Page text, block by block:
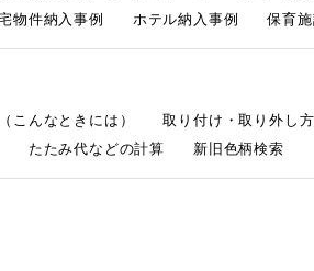
物件納入事例 ホテル納入事例 保育
こんなときには） 取り付け・取り外し
たたみ代などの計算 新旧色柄検索